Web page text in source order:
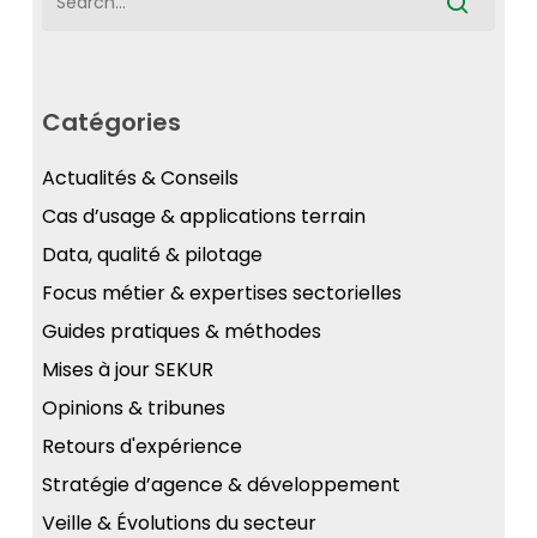
Catégories
Actualités & Conseils
Cas d’usage & applications terrain
Data, qualité & pilotage
Focus métier & expertises sectorielles
Guides pratiques & méthodes
Mises à jour SEKUR
Opinions & tribunes
Retours d'expérience
Stratégie d’agence & développement
Veille & Évolutions du secteur